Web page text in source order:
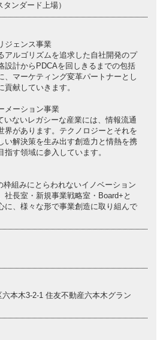
ンダード上場）
ジェンス事業
アルゴリズムを追求した自社開発のプ
設計からPDCAを回しきるまでの包括
、マーケティング変革パートナーとし
献していきます。
メーション事業
いないレガシーな産業には、情報流通
界があります。テクノロジーとそれを
い解決策を生み出す創造力と情熱を携
指す領域に参入しています。
枠組みにとらわれないイノベーション
社長室・新規事業戦略室・Board+と
に、様々な形で事業創造に取り組んで
本木3-2-1 住友不動産六本木グラン